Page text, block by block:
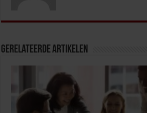
Gerelateerde Artikelen